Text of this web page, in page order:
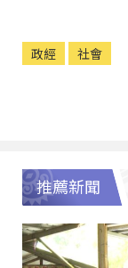
政經 社會
推薦新聞